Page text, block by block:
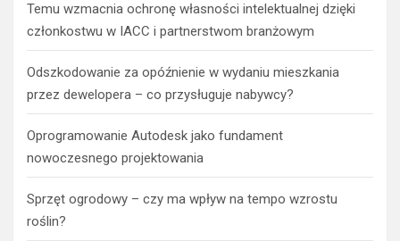
Temu wzmacnia ochronę własności intelektualnej dzięki
członkostwu w IACC i partnerstwom branżowym
Odszkodowanie za opóźnienie w wydaniu mieszkania
przez dewelopera – co przysługuje nabywcy?
Oprogramowanie Autodesk jako fundament
nowoczesnego projektowania
Sprzęt ogrodowy – czy ma wpływ na tempo wzrostu
roślin?